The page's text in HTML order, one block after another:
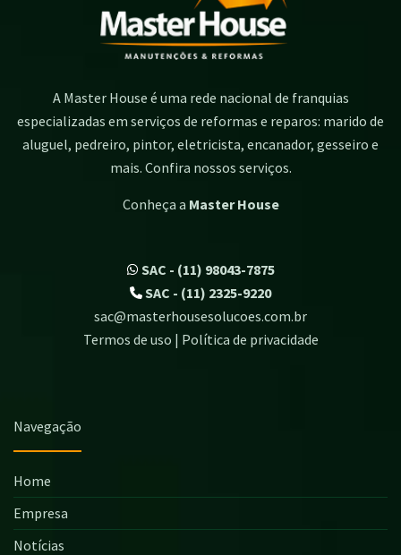
A Master House é uma rede nacional de franquias
especializadas em serviços de reformas e reparos: marido de
aluguel, pedreiro, pintor, eletricista, encanador, gesseiro e
mais. Confira nossos serviços.
Conheça a Master House
SAC - (11) 98043-7875
SAC - (11) 2325-9220
sac@masterhousesolucoes.com.br
Termos de uso | Política de privacidade
Navegação
Home
Empresa
Notícias